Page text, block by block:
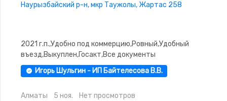
Наурызбайский р-н, мкр Таужолы, Жартас 258
2021 г.п.,Удобно под коммерцию,Ровный,Удобный
въезд,Выкуплен,Госакт,Все документы
Игорь Шульгин - ИП Байтелесова В.В.
Алматы 5 ноя. Нет просмотров